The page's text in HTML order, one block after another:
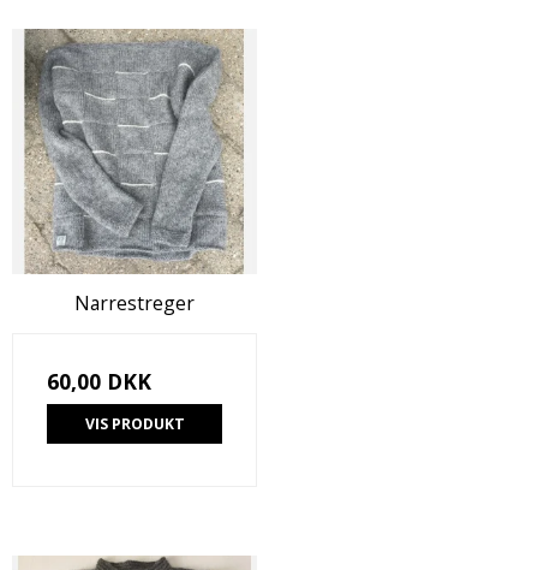
Narrestreger
60,00 DKK
VIS PRODUKT